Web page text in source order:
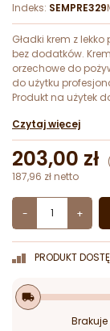
Indeks: SEMPRE329
Gładki krem z
bez dodatków.
orzechowe do
do użytku
Produkt na użytek
Czytaj więcej
203,00 zł
187,96 zł netto
- +
PRODUKT
local_shipping
Brakuje